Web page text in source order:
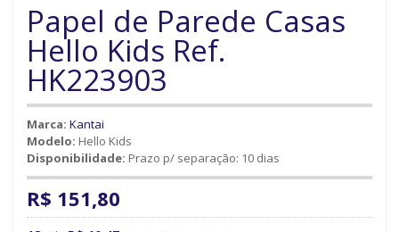
Papel de Parede Casas
Hello Kids Ref.
HK223903
Marca: Kantai
Modelo: Hello Kids
Disponibilidade: Prazo p/ separação: 10 dias
R$ 151,80